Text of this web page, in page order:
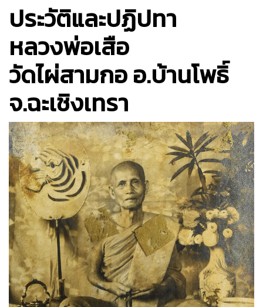
ประวัติและปฏิปทา
หลวงพ่อเสือ
วัดไผ่สามกอ อ.บ้านโพธิ์
จ.ฉะเชิงเทรา